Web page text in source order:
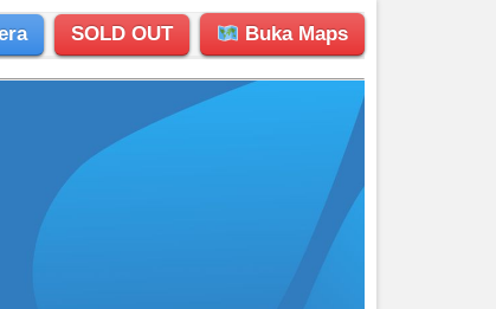
SOLD OUT Buka Maps